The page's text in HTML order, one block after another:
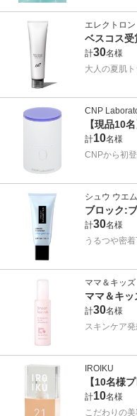
エレクトロン
ベスコス
計30名様
大人の夏肌
CNP
【現品10
計10名様
CNPから初
シュウ ウエ
ブロック:
計30名様
うるつや密
ママ＆キッズ
ママ＆キ
計30名様
スキンケア
IROIKU
【10名様
計10名様
こだわりの